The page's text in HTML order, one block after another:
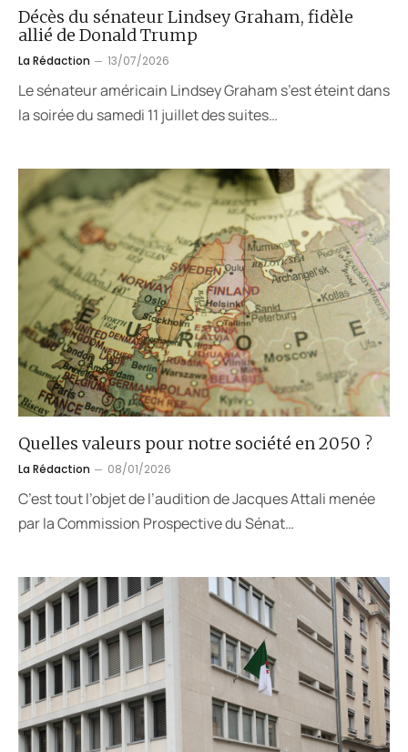
Décès du sénateur Lindsey Graham, fidèle
allié de Donald Trump
La Rédaction 13/07/2026
Le sénateur américain Lindsey Graham s’est éteint dans
la soirée du samedi 11 juillet des suites…
Quelles valeurs pour notre société en 2050 ?
La Rédaction 08/01/2026
C’est tout l’objet de l’audition de Jacques Attali menée
par la Commission Prospective du Sénat…